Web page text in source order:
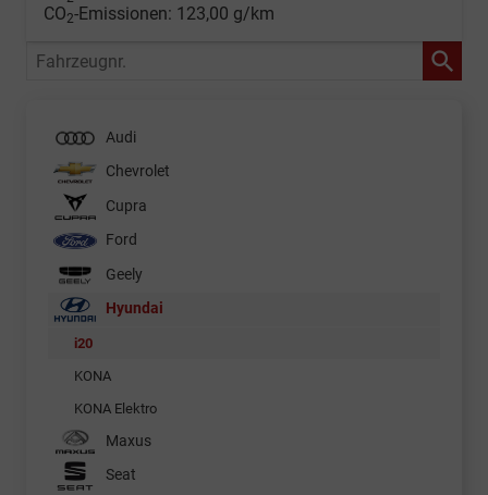
CO2-Emissionen: 123,00 g/km
Fahrzeugnr.
Audi
Chevrolet
Cupra
Ford
Geely
Hyundai
i20
KONA
KONA Elektro
Maxus
Seat